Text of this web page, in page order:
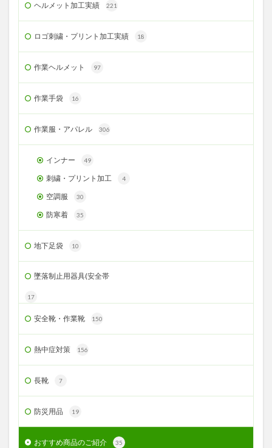
ヘルメット加工実績 221
ロゴ刺繍・プリント加工実績 18
作業ヘルメット 97
作業手袋 16
作業服・アパレル 306
インナー 49
刺繍・プリント加工 4
空調服 30
防寒着 35
地下足袋 10
墜落制止用器具(安全帯
17
安全靴・作業靴 150
熱中症対策 156
長靴 7
防災用品 19
おすすめ商品のご紹介 35